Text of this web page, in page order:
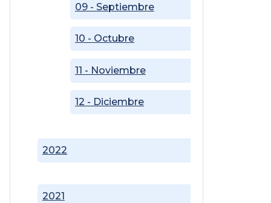
2021
2022
09 - Septiembre
10 - Octubre
11 - Noviembre
12 - Diciembre